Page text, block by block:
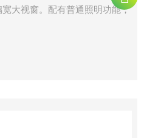
大视窗。配有普通照明功能，